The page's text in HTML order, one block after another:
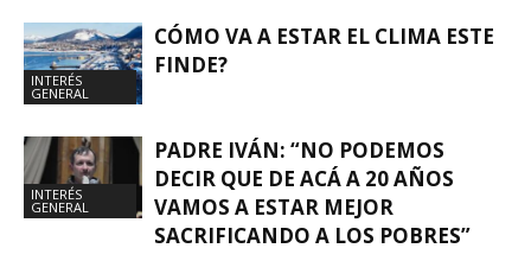
INTERÉS
GENERAL
CÓMO VA A ESTAR EL CLIMA ESTE
FINDE?
INTERÉS
GENERAL
PADRE IVÁN: “NO PODEMOS
DECIR QUE DE ACÁ A 20 AÑOS
VAMOS A ESTAR MEJOR
SACRIFICANDO A LOS POBRES”